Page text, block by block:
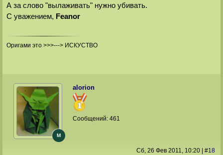
А за слово "вылаживать" нужно убивать.
С уважением, Feanor
Оригами это >>>---> ИСКУСТВО
alorion
M
Сообщений:461
Сб, 26 Фев 2011, 10:20| #18